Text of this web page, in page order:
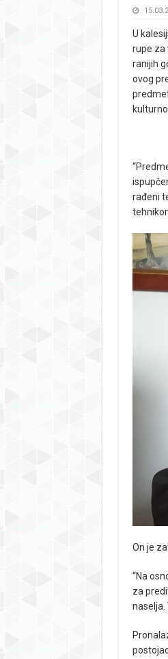
U
rupe za
ranijih
ovog
rađeni
On je
“Na
za
naselja.